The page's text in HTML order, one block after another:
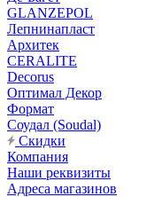
GLANZEPOL
Лепнинапласт
Архитек
CERALITE
Decorus
Оптимал Декор
Формат
Соудал (Soudal)
Скидки
Компания
Наши реквизиты
Адреса магазинов